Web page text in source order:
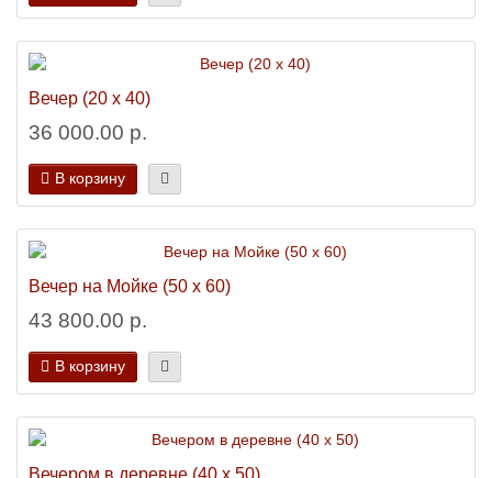
Вечер (20 х 40)
36 000.00 р.
В корзину
Вечер на Мойке (50 х 60)
43 800.00 р.
В корзину
Вечером в деревне (40 х 50)